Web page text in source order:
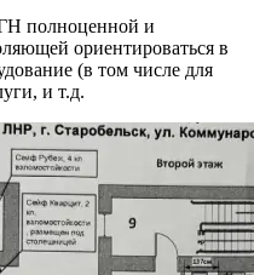
полноценной и
ориентироваться в
(в том числе для
и т.д.